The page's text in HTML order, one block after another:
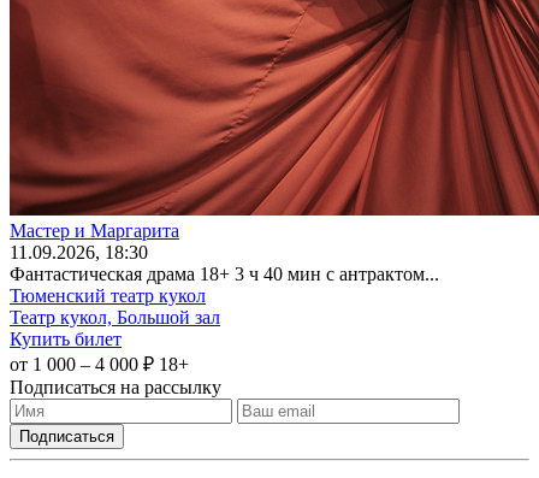
Мастер и Маргарита
11 .09.2026, 18:30
Фантастическая драма 18+ 3 ч 40 мин с антрактом...
Тюменский театр кукол
Театр кукол, Большой зал
Купить билет
от 1 000 – 4 000 ₽ 18+
Подписаться на рассылку